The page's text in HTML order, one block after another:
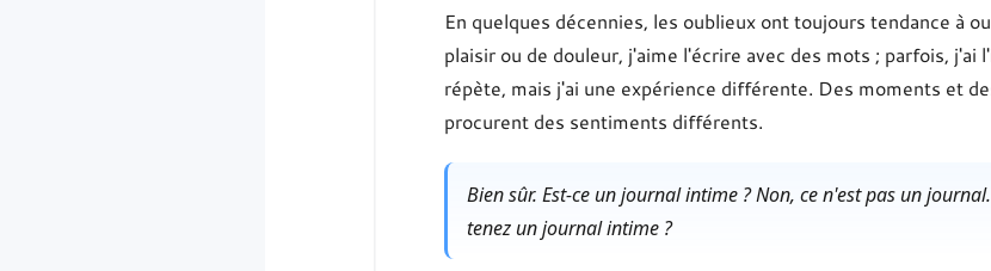
En quelques décennies, les oublieux ont toujours tendance à
plaisir ou de douleur, j'aime l'écrire avec des mots ; parfois, j'ai
répète, mais j'ai une expérience différente. Des moments et
procurent des sentiments différents.
Bien sûr. Est-ce un journal intime ? Non, ce n'est pas un
tenez un journal intime ?